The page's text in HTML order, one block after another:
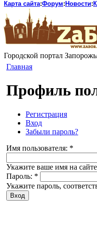
Карта сайта:Форум: Новости:
Городской портал
Главная
Профиль
Регистрация
Вход
Забыли пароль?
Имя пользователя: *
Укажите ваше имя на
Пароль: *
Укажите пароль,